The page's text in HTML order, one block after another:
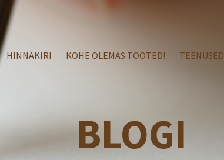
HINNAKIRI KOHE OLEMAS TOOTED! TEENUSED
BLOGI